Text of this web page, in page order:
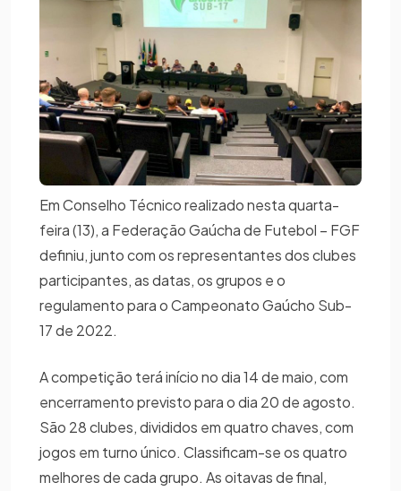
Em Conselho Técnico realizado nesta quarta-
feira (13), a Federação Gaúcha de Futebol – FGF
definiu, junto com os representantes dos clubes
participantes, as datas, os grupos e o
regulamento para o Campeonato Gaúcho Sub-
17 de 2022.
A competição terá início no dia 14 de maio, com
encerramento previsto para o dia 20 de agosto.
São 28 clubes, divididos em quatro chaves, com
jogos em turno único. Classificam-se os quatro
melhores de cada grupo. As oitavas de final,